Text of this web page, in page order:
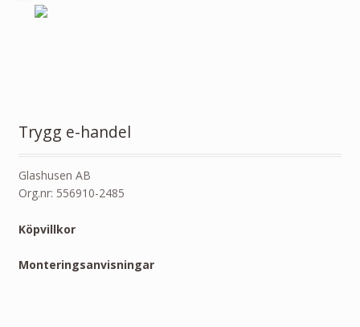
Trygg e-handel
Glashusen AB
Org.nr: 556910-2485
Köpvillkor
Monteringsanvisningar